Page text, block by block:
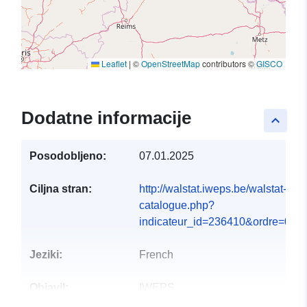
Leaflet | ©OpenStreetMapcontributors ©GISCO
keyboard_arrow_up
Dodatne informacije
Posodobljeno: 07.01.2025
Ciljna stran:
http://walstat.iweps.be/walstat-
catalogue.php?
indicateur_id=236410&ordre=0#
Jeziki: French
IWEPS